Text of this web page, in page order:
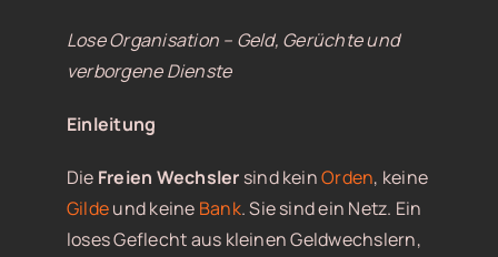
Lose Organisation – Geld, Gerüchte und
verborgene Dienste
Einleitung
Die Freien Wechsler sind keinOrden, keine
Gildeund keine Bank. Sie sind ein Netz. Ein
loses Geflecht aus kleinen Geldwechslern,